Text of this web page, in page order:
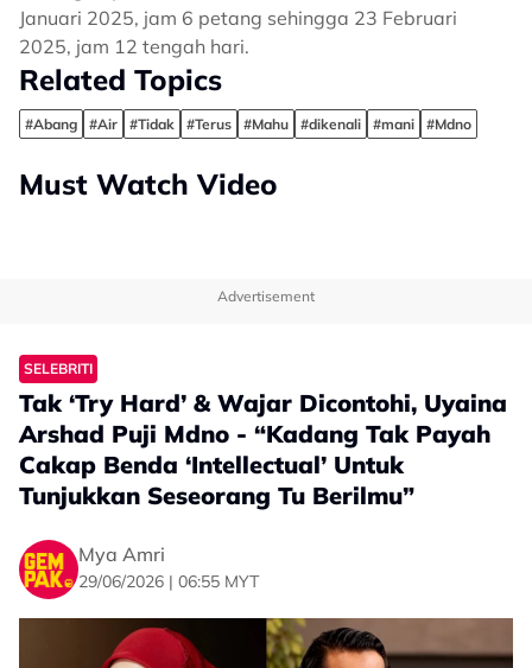
Januari 2025, jam 6 petang sehingga 23 Februari
2025, jam 12 tengah hari.
Related Topics
#Abang #Air #Tidak #Terus #Mahu #dikenali #mani #Mdno
Must Watch Video
Advertisement
SELEBRITI
Tak ‘Try Hard’ & Wajar Dicontohi, Uyaina
Arshad Puji Mdno - “Kadang Tak Payah
Cakap Benda ‘Intellectual’ Untuk
Tunjukkan Seseorang Tu Berilmu”
Mya Amri
29/06/2026 | 06:55 MYT